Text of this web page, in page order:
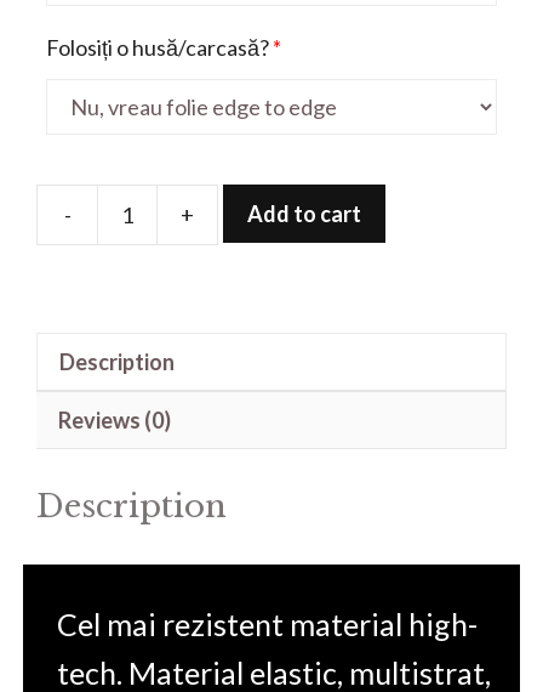
Folosiți o husă/carcasă?*
-
Folie
+ Add to cart
Description
Reviews (0)
Description
Cel mai rezistent material high-
tech. Material elastic, multistrat,